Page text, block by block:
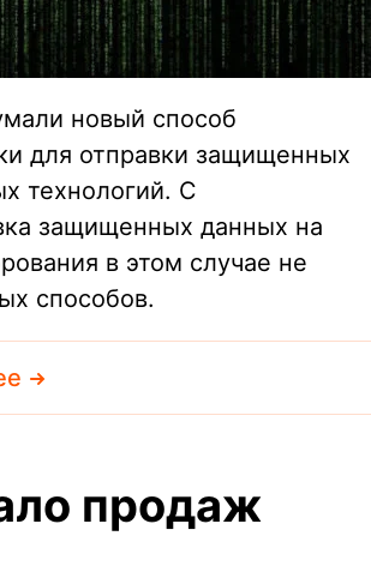
новый способ
для отправки защищенных
технологий. С
защищенных данных на
в этом случае не
способов.
продаж